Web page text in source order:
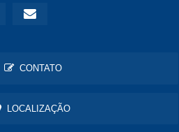
CONTATO
LOCALIZAÇÃO